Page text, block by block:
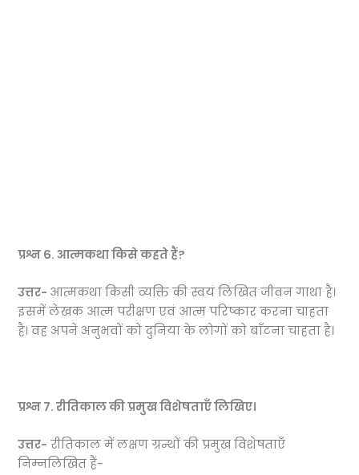
प्रश्न 6.आत्मकथा किसे कहते हैं?
उत्तर- आत्मकथा किसी व्यक्ति की स्वयं लिखित जीवन गाथा है।
इसमें लेखक आत्म परीक्षण एवं आत्म परिष्कार करना चाहता
है। वह अपने अनुभवों को दुनिया के लोगों को बाँटना चाहता है।
प्रश्न 7.रीतिकाल की प्रमुख विशेषताएँ लिखिए।
उत्तर- रीतिकाल में लक्षण ग्रन्थों की प्रमुख विशेषताएँ
निम्नलिखित हैं-